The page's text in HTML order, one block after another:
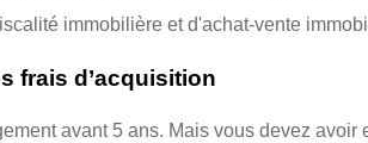
immobilière et d'achat-vente
frais d’acquisition
avant 5 ans. Mais vous devez avoir